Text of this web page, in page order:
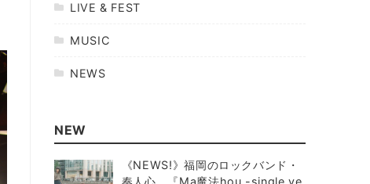
LIVE & FEST
MUSIC
NEWS
NEW
《NEWS!》福岡のロックバンド・
奏人心、『Ma魔法hou -single ve